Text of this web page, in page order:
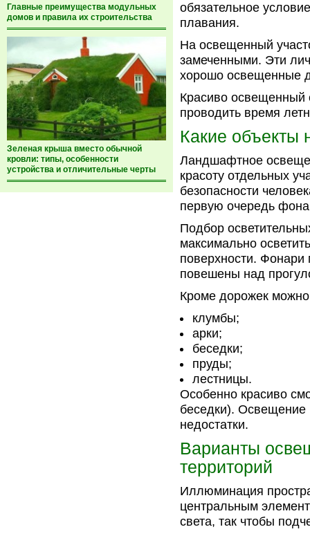
Главные преимущества модульных
домов и правила их строительства
Зеленая крыша вместо обычной
кровли: типы, особенности
устройства и отличительные черты
обязательное
плавания.
На освещенный
замеченными. Эти
хорошо освещенные
Красиво освещенный
проводить время
Какие объекты
Ландшафтное
красоту отдельных
безопасности
первую очередь
Подбор
максимально
поверхности. Фонари
повешены над
Кроме дорожек можно
клумбы;
арки;
беседки;
пруды;
лестницы.
Особенно красиво
беседки). Освещение
недостатки.
Варианты
территорий
Иллюминация
центральным
света, так чтобы